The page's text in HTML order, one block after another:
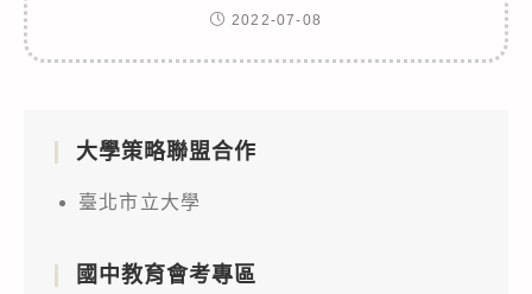
2022-07-08
大學策略聯盟合作
臺北市立大學
國中教育會考專區